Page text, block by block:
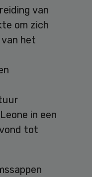
van
om zich
het
in een
tot